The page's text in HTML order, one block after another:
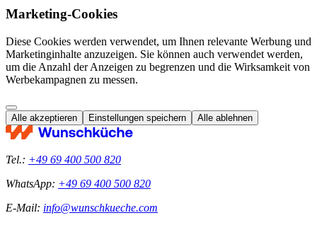
Marketing-Cookies
Diese Cookies werden verwendet, um Ihnen relevante Werbung und
Marketinginhalte anzuzeigen. Sie können auch verwendet werden,
um die Anzahl der Anzeigen zu begrenzen und die Wirksamkeit von
Werbekampagnen zu messen.
Alle akzeptieren Einstellungen speichern Alle ablehnen
Tel.: +49 69 400 500 820
WhatsApp: +49 69 400 500 820
E-Mail: info@wunschkueche.com